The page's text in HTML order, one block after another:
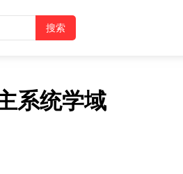
系统学域